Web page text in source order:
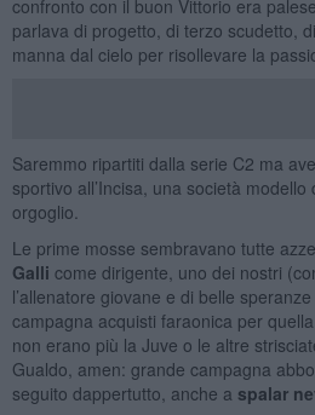
confronto con il buon Vittorio era
parlava di progetto, di terzo scudetto,
manna dal cielo per risollevare la
Saremmo ripartiti dalla serie C2 ma
sportivo all’Incisa, una società
orgoglio.
Le prime mosse sembravano tutte
Galli come dirigente, uno dei nostri
l’allenatore giovane e di belle speranze
campagna acquisti faraonica per
non erano più la Juve o le altre
Gualdo, amen: grande campagna
seguito dappertutto, anche a spalar